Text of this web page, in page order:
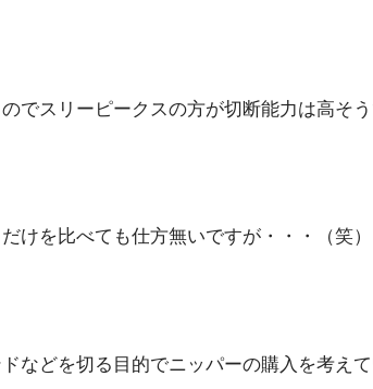
でスリーピークスの方が切断能力は高そう
けを比べても仕方無いですが・・・（笑）
などを切る目的でニッパーの購入を考え